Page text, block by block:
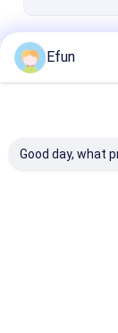
Pudełka
Efun
Good day, what